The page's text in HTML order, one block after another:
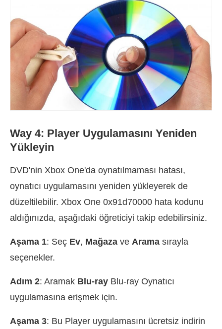
Way 4: Player Uygulamasını Yeniden
Yükleyin
DVD'nin Xbox One'da oynatılmaması hatası,
oynatıcı uygulamasını yeniden yükleyerek de
düzeltilebilir. Xbox One 0x91d70000 hata kodunu
aldığınızda, aşağıdaki öğreticiyi takip edebilirsiniz.
Aşama 1: Seç Ev, Mağaza ve Arama sırayla
seçenekler.
Adım 2: Aramak Blu-ray Blu-ray Oynatıcı
uygulamasına erişmek için.
Aşama 3: Bu Player uygulamasını ücretsiz indirin